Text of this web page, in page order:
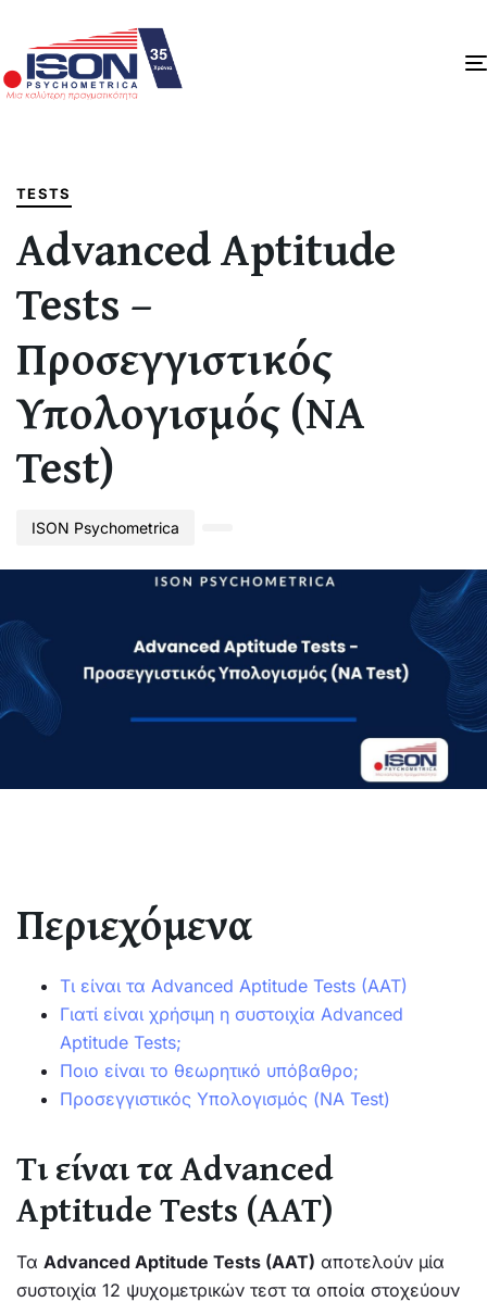
TESTS
Advanced Aptitude
Tests –
Προσεγγιστικός
Υπολογισμός (NA
Test)
ISON Psychometrica
Περιεχόμενα
Τι είναι τα Advanced Aptitude Tests (AAT)
Γιατί είναι χρήσιμη η συστοιχία Advanced
Aptitude Tests;
Ποιο είναι το θεωρητικό υπόβαθρο;
Προσεγγιστικός Υπολογισμός (NA Test)
Τι είναι τα Advanced
Aptitude Tests (AAT)
Τα Advanced Aptitude Tests (AAT) αποτελούν μία
συστοιχία 12 ψυχομετρικών τεστ τα οποία στοχεύουν